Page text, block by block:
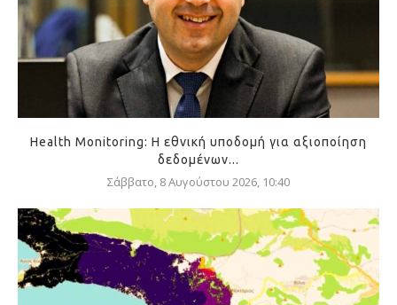
Health Monitoring: Η εθνική υποδομή για αξιοποίηση
δεδομένων...
Σάββατο, 8 Αυγούστου 2026, 10:40